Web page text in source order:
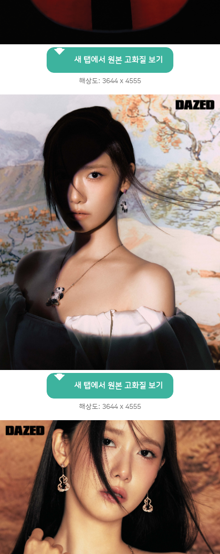
새 탭에서 원본 고화질 보기
해상도: 3644 x 4555
새 탭에서 원본 고화질 보기
해상도: 3644 x 4555